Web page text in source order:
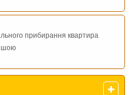
прибирання квартира